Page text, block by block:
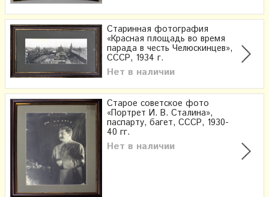
Старинная фотография
«Красная площадь во время
парада в честь Челюскинцев»,
СССР, 1934 г.
Нет в наличии
Старое советское фото
«Портрет И. В. Сталина»,
паспарту, багет, СССР, 1930-
40 гг.
Нет в наличии